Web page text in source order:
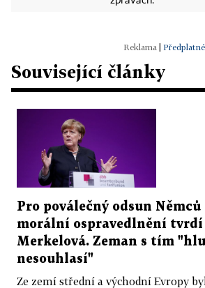
Související články
Pro poválečný odsun
morální ospravedlnění
Merkelová. Zeman s tím
nesouhlasí"
Ze zemí střední a východní Evropy